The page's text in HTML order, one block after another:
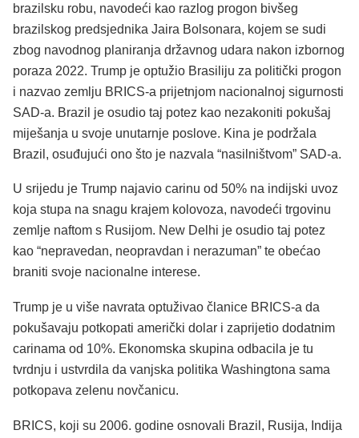
brazilsku robu, navodeći kao razlog progon bivšeg
brazilskog predsjednika Jaira Bolsonara, kojem se sudi
zbog navodnog planiranja državnog udara nakon izbornog
poraza 2022. Trump je optužio Brasiliju za politički progon
i nazvao zemlju BRICS-a prijetnjom nacionalnoj sigurnosti
SAD-a. Brazil je osudio taj potez kao nezakoniti pokušaj
miješanja u svoje unutarnje poslove. Kina je podržala
Brazil, osuđujući ono što je nazvala “nasilništvom” SAD-a.
U srijedu je Trump najavio carinu od 50% na indijski uvoz
koja stupa na snagu krajem kolovoza, navodeći trgovinu
zemlje naftom s Rusijom. New Delhi je osudio taj potez
kao “nepravedan, neopravdan i nerazuman” te obećao
braniti svoje nacionalne interese.
Trump je u više navrata optuživao članice BRICS-a da
pokušavaju potkopati američki dolar i zaprijetio dodatnim
carinama od 10%. Ekonomska skupina odbacila je tu
tvrdnju i ustvrdila da vanjska politika Washingtona sama
potkopava zelenu novčanicu.
BRICS, koji su 2006. godine osnovali Brazil, Rusija, Indija